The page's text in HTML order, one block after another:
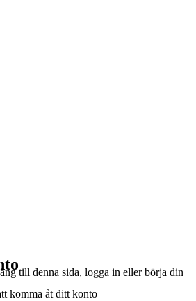
till denna sida, logga in eller börja din
komma åt ditt konto